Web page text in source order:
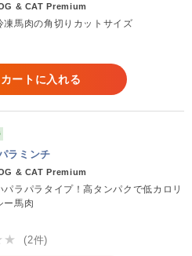
& CAT Premium
凍馬肉の角切りカットサイズ
カートに入れる
ラミンチ
& CAT Premium
パラパラタイプ！高タンパクで低カロリ
ー馬肉
(2件)